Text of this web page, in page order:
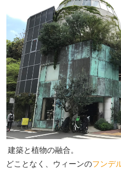
建築と植物の融合。
どことなく、ウィーンのフンデ